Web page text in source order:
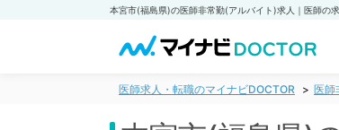
医師求人・転職のマイナビDOCTOR 医師